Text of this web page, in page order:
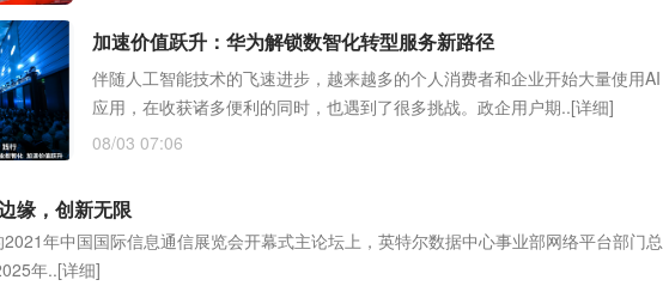
加速价值跃升：华为解锁数智化转型服务新路径
伴随人工智能技术的飞速进步，越来越多的个人消费者和企业开始大量使用AI
应用，在收获诸多便利的同时，也遇到了很多挑战。政企用户期..[详细]
08/03 07:06
缘，创新无限
年中国国际信息通信展览会开幕式主论坛上，英特尔数据中心事业部网络平台部门总
年..[详细]